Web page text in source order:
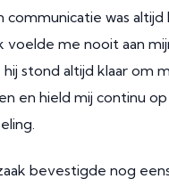
communicatie was altijd
voelde me nooit aan
stond altijd klaar om
en hield mij continu
bevestigde nog